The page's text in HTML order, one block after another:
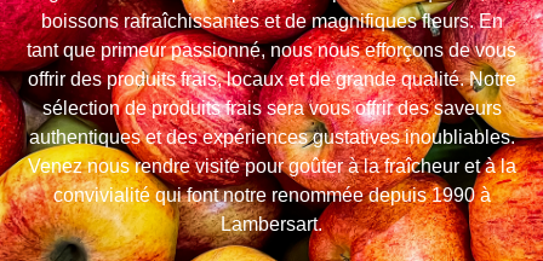
boissons rafraîchissantes et de magnifiques fleurs. En
tant que primeur passionné, nous nous efforçons de vous
offrir des produits frais, locaux et de grande qualité. Notre
sélection de produits frais sera vous offrir des saveurs
authentiques et des expériences gustatives inoubliables.
Venez nous rendre visite pour goûter à la fraîcheur et à la
convivialité qui font notre renommée depuis 1990 à
Lambersart.